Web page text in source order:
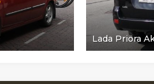
Lada Priora